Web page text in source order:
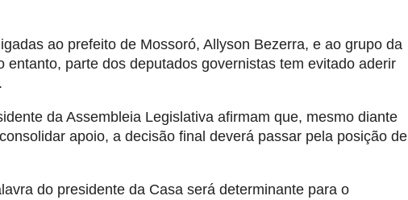
ao prefeito de Mossoró, Allyson Bezerra, e ao grupo da
entanto, parte dos deputados governistas tem evitado aderir
da Assembleia Legislativa afirmam que, mesmo diante
apoio, a decisão final deverá passar pela posição de
do presidente da Casa será determinante para o